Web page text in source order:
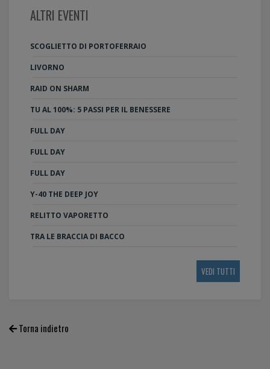
ALTRI EVENTI
SCOGLIETTO DI PORTOFERRAIO
LIVORNO
RAID ON SHARM
TU AL 100%: 5 PASSI PER IL BENESSERE
FULL DAY
FULL DAY
FULL DAY
Y-40 THE DEEP JOY
RELITTO VAPORETTO
TRA LE BRACCIA DI BACCO
VEDI TUTTI
Torna indietro